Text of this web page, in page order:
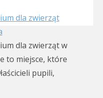
dla zwierząt
dla zwierząt w
to miejsce, które
pupili,